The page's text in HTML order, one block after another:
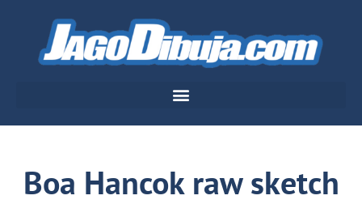
Boa Hancok raw sketch